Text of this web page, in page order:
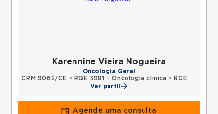
Karennine Vieira Nogueira
Oncologia Geral
CRM 9062/CE
• RQE 3981 - Oncologia clínica •
RQE 4085 - Clínica médica
Ver perfil
Agende uma consulta